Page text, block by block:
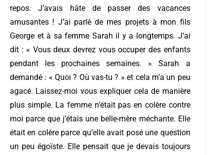
repos. J’avais hâte de passer des vacances
amusantes ! J’ai parlé de mes projets à mon fils
George et à sa femme Sarah il y a longtemps. J’ai
dit : « Vous deux devrez vous occuper des enfants
pendant les prochaines semaines. » Sarah a
demandé : « Quoi ? Où vas-tu ? » et cela m’a un peu
agacé. Laissez-moi vous expliquer cela de manière
plus simple. La femme n’était pas en colère contre
moi parce que j’étais une belle-mère méchante. Elle
était en colère parce qu’elle avait posé une question
un peu égoïste. Elle pensait que je devais toujours